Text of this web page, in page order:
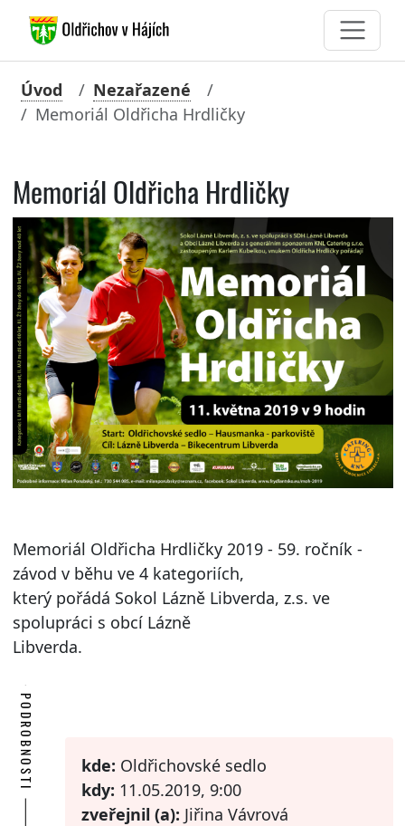
Úvod
Nezařazené
Memoriál Oldřicha Hrdličky
Memoriál Oldřicha Hrdličky
Memoriál Oldřicha Hrdličky 2019 - 59. ročník -
závod v běhu ve 4 kategoriích,
který pořádá Sokol Lázně Libverda, z.s. ve
spolupráci s obcí Lázně
Libverda.
PODROBNOSTI kde: Oldřichovské sedlo
kdy: 11.05.2019, 9:00
zveřejnil (a): Jiřina Vávrová